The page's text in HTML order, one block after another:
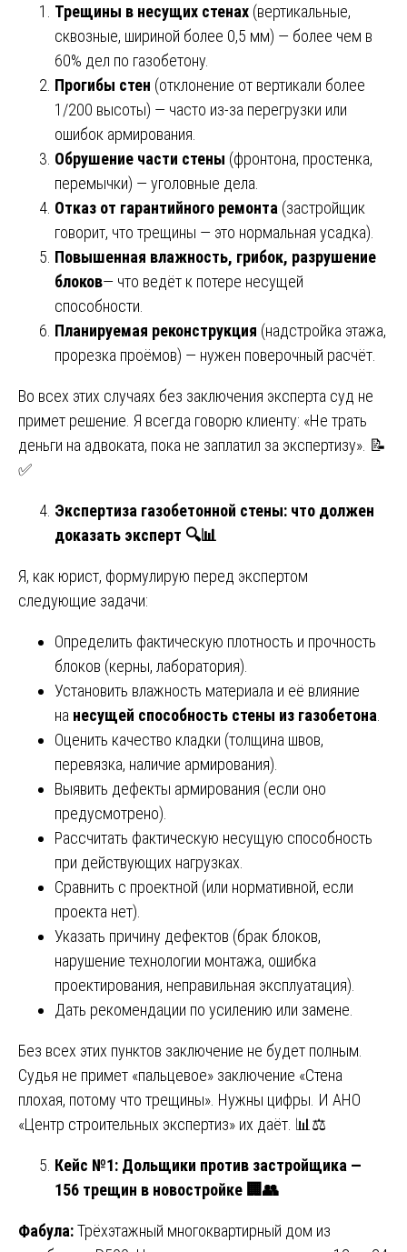
Трещины в несущих стенах (вертикальные,
сквозные, шириной более 0,5 мм) — более чем в
60% дел по газобетону.
Прогибы стен (отклонение от вертикали более
1/200 высоты) — часто из-за перегрузки или
ошибок армирования.
Обрушение части стены (фронтона, простенка,
перемычки) — уголовные дела.
Отказ от гарантийного ремонта (застройщик
говорит, что трещины — это нормальная усадка).
Повышенная влажность, грибок, разрушение
блоков— что ведёт к потере несущей
способности.
Планируемая реконструкция (надстройка этажа,
прорезка проёмов) — нужен поверочный расчёт.
Во всех этих случаях без заключения эксперта суд не
примет решение. Я всегда говорю клиенту: «Не трать
деньги на адвоката, пока не заплатил за экспертизу». 📝
✅
Экспертиза газобетонной стены: что должен
доказать эксперт 🔍📊
Я, как юрист, формулирую перед экспертом
следующие задачи:
Определить фактическую плотность и прочность
блоков (керны, лаборатория).
Установить влажность материала и её влияние
на несущей способность стены из газобетона
Оценить качество кладки (толщина швов,
перевязка, наличие армирования).
Выявить дефекты армирования (если оно
предусмотрено).
Рассчитать фактическую несущую способность
при действующих нагрузках.
Сравнить с проектной (или нормативной, если
проекта нет).
Указать причину дефектов (брак блоков,
нарушение технологии монтажа, ошибка
проектирования, неправильная эксплуатация).
Дать рекомендации по усилению или замене.
Без всех этих пунктов заключение не будет полным.
Судья не примет «пальцевое» заключение «Стена
плохая, потому что трещины». Нужны цифры. И АНО
«Центр строительных экспертиз» их даёт. 📊⚖️
Кейс №1: Дольщики против застройщика —
156 трещин в новостройке 🏢👥
Фабула:Трёхэтажный многоквартирный дом из